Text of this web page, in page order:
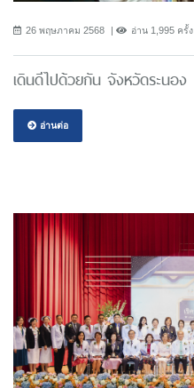
26 พฤษภาคม 2568 อ่าน 1,995 ครั้ง
เดินดีไปด้วยกัน จังหวัดระนอง
อ่านต่อ